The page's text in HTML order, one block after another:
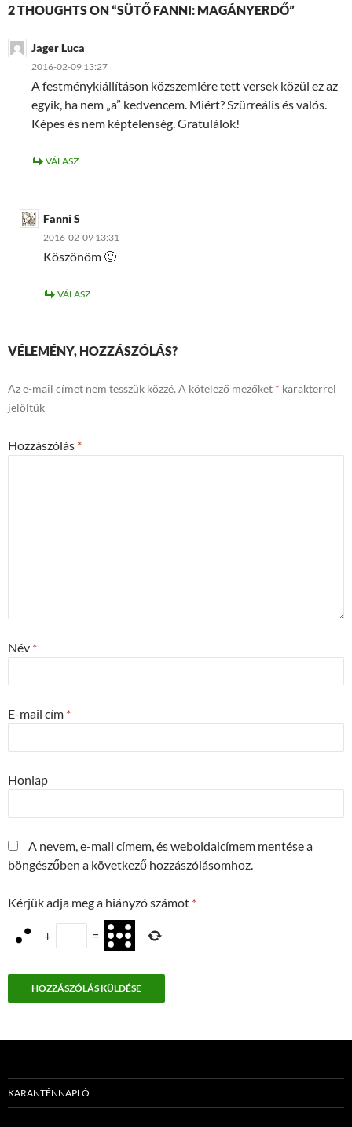
2 THOUGHTS ON “SÜTŐ FANNI: MAGÁNYERDŐ”
Jager Luca
2016-02-09 13:27
A festménykiállításon közszemlére tett versek közül ez az
egyik, ha nem „a” kedvencem. Miért? Szürreális és valós.
Képes és nem képtelenség. Gratulálok!
VÁLASZ
Fanni S
2016-02-09 13:31
Köszönöm 🙂
VÁLASZ
VÉLEMÉNY, HOZZÁSZÓLÁS?
Az e-mail címet nem tesszük közzé. A kötelező mezőket * karakterrel
jelöltük
Hozzászólás *
Név *
E-mail cím *
Honlap
A nevem, e-mail címem, és weboldalcímem mentése a
böngészőben a következő hozzászólásomhoz.
Kérjük adja meg a hiányzó számot *
+ =
KARANTÉNNAPLÓ